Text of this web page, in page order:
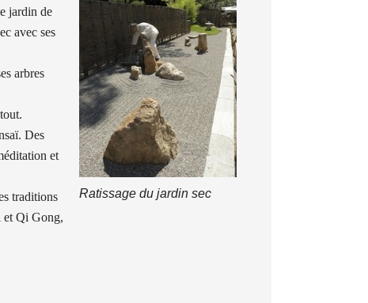
Ratissage du jardin sec
jardin de
avec ses
arbres
Des
et
traditions
et Qi Gong,